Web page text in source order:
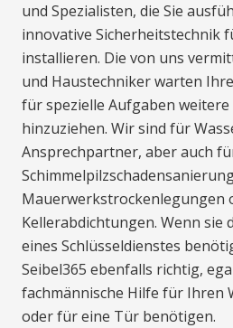
und Spezialisten, die Sie
innovative Sicherheitstechnik
installieren. Die von uns
und Haustechniker warten
für spezielle Aufgaben
hinzuziehen. Wir sind für
Ansprechpartner, aber auch
Mauerwerkstrockenlegungen
Kellerabdichtungen. Wenn sie
eines Schlüsseldienstes
Seibel365 ebenfalls richtig,
fachmännische Hilfe für Ihren
oder für eine Tür benötigen.